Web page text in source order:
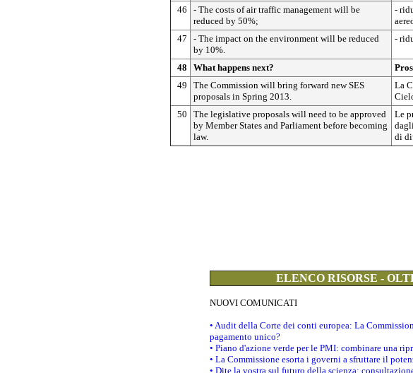
46
- The costs of air traffic management will be
reduced by 50%;
-
47
- The impact on the environment will be reduced
by 10%.
-
48 What happens next?
49
The Commission will bring forward new SES
proposals in Spring 2013.
La
50
The legislative proposals will need to be approved
by Member States and Parliament before becoming
law.
Le
di
ELENCO RISORSE -
NUOVI COMUNICATI
• Audit della Corte dei conti europea: La
pagamento unico?
• Piano d'azione verde per le PMI: combinare una
• La Commissione esorta i governi a sfruttare il
• Dite la vostra sul futuro della scienza: